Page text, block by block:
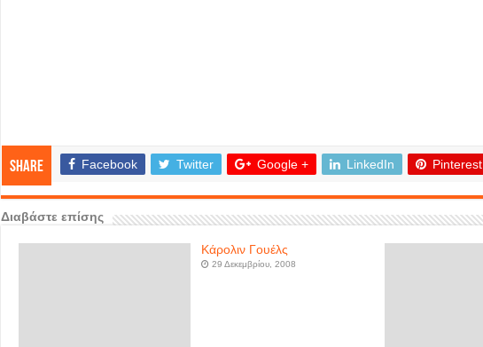
Share Facebook Twitter Google + LinkedIn Pinterest
Διαβάστε επίσης
Κάρολιν Γουέλς
29 Δεκεμβρίου, 2008